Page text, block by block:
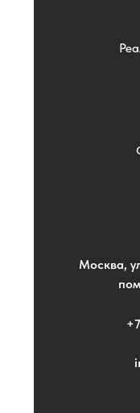
Москва,